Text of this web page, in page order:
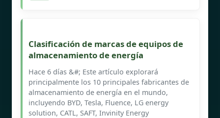
Clasificación de marcas de equipos de
almacenamiento de energía
Hace 6 días &#; Este artículo explorará
principalmente los 10 principales fabricantes de
almacenamiento de energía en el mundo,
incluyendo BYD, Tesla, Fluence, LG energy
solution, CATL, SAFT, Invinity Energy